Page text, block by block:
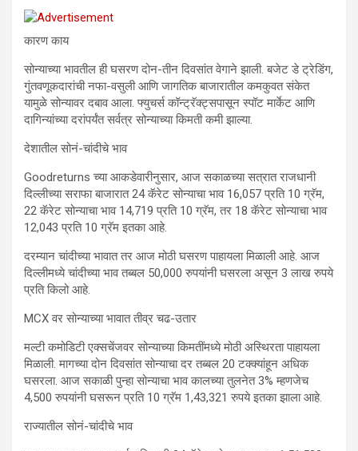
कारण काय
सोन्याच्या भावतील ही घसरण दोन-तीन दिवसांत वेगाने झाली. बजेट डे ट्रेडिंग,
गुंतवणूकदारांची नफा-वसुली आणि जागतिक बाजारातील कमकुवत संकेत
यामुळे सोन्यावर दबाव आला. फ्युचर्स कॉन्ट्रॅक्ट्सपासून स्पॉट मार्केट आणि
दागिन्यांच्या दरांपर्यंत सर्वत्र सोन्याच्या किमती कमी झाल्या.
देशातील सोनं-चांदीचे भाव
Goodreturns च्या आकडेवारीनुसार, आज सकाळच्या सत्रात राजधानी
दिल्लीच्या सराफा बाजारात 24 कॅरेट सोन्याचा भाव 16,057 प्रति 10 ग्रॅम,
22 कॅरेट सोन्याचा भाव 14,719 प्रति 10 ग्रॅम, तर 18 कॅरेट सोन्याचा भाव
12,043 प्रति 10 ग्रॅम इतका आहे.
दरम्यान चांदीच्या भावात तर आज मोठी घसरण पाहायला मिळाली आहे. आज
दिल्लीमध्ये चांदीच्या भाव तब्बल 50,000 रुपयांनी घसरला असून 3 लाख रुपये
प्रति किलो आहे.
MCX वर सोन्याच्या भावात तीव्र चढ-उतार
मल्टी कमोडिटी एक्सचेंजवर सोन्याच्या किमतींमध्ये मोठी अस्थिरता पाहायला
मिळाली. मागच्या दोन दिवसांत सोन्याचा दर तब्बल 20 टक्क्यांहून अधिक
घसरला. आज सकाळी पुन्हा सोन्याचा भाव कालच्या तुलनेत 3% म्हणजेच
4,500 रुपयांनी घसरून प्रति 10 ग्रॅम 1,43,321 रुपये इतका झाला आहे.
राज्यातील सोनं-चांदीचे भाव